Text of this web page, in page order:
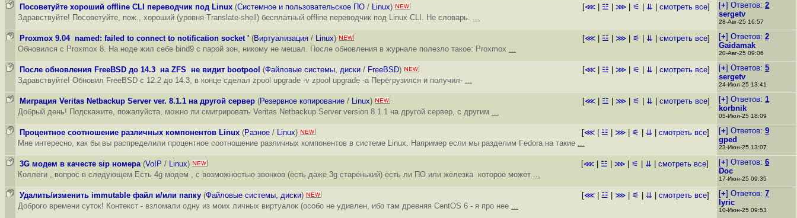
Посоветуйте хороший offline CLI переводчик под Linux (Системное и пользовательское ПО / Linux) [⋘ ☳ ⋙ ⚟ ⇊ смотреть все]
Здравствуйте! Посоветуйте, пож., хороший (уровня Translate-shell) бесплатный offline переводчик под Linux CLI. Не словарь. ...
[+] Ответов: 2
sergetv
28-Авг-25 16:57
Proxmox 9.04 named: failed to connect to notification socket ' (Виртуализация / Linux) [⋘ ☳ ⋙ ⚟ ⇊ смотреть все]
Обновился с Proxmox 8. На ноде жил себе bind9 с парой зон, никому не мешал. После обновления в журнале полезло такое: Proxmox ...
[+] Ответов: 2
Gaidamak
20-Авг-25 09:06
После обновления FreeBSD до 14.3 на ZFS не видит bootpool (Файловые системы, диски / FreeBSD) [⋘ ☳ ⋙ ⚟ ⇊ смотреть все]
Здравствуйте! Обновил FreeBSD c 12.2 до 14.3, в конце сделал zpool upgrade -v zpool upgrade -a Перегрузился и получил- ...
[+] Ответов: 5
sergetv
24-Июл-25 13:41
Миграция Veritas Netbackup Server ver. 8.1.1 на другой сервер (Резервное копирование / Linux) [⋘ ☳ ⋙ ⚟ ⇊ смотреть все]
Добрый день! Подскажите, пожалуйста, можно ли cмигрировать Veritas Netbackup Server version 8.1.1 на другой сервер, с другим ...
[+] Ответов: 1
korbnik
05-Июл-25 18:09
Процентное соотношение различных компонентов Linux (Разное / Linux) [⋘ ☳ ⋙ ⚟ ⇊ смотреть все]
Мне интересно, как бы вы распределили процентное соотношение различных компонентов в системе Linux. Например если мы разделим Fedora на такие ...
[+] Ответов: 9
gped
23-Июн-25 13:07
3G модем в качесте sip номера (VoIP / Linux) [⋘ ☳ ⋙ ⚟ ⇊ смотреть все]
Коллеги , вопрос в следующем Есть 4g модем , с возможностью звонков (есть даже 3g старенький) есть ли ПО или железка которое может ...
[+] Ответов: 6
Doc
17-Июн-25 09:35
Удалить/изменить immutable файл и/или папку (Файловые системы, диски) [⋘ ☳ ⋙ ⚟ ⇊ смотреть все]
Доброго времени суток! Контекст - взломали одну из моих личных виртуалок (особо не удивлен, ибо там древняя CentOS 6 - я про нее ...
[+] Ответов: 7
lyric
10-Июн-25 09:53